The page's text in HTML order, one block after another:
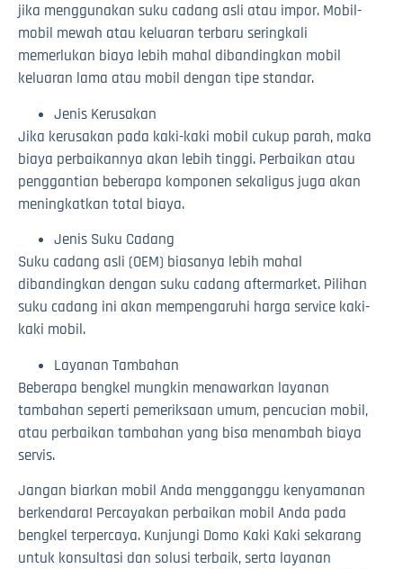
jika menggunakan suku cadang asli atau impor. Mobil-
mobil mewah atau keluaran terbaru seringkali
memerlukan biaya lebih mahal dibandingkan mobil
keluaran lama atau mobil dengan tipe standar.
Jenis Kerusakan
Jika kerusakan pada kaki-kaki mobil cukup parah, maka
biaya perbaikannya akan lebih tinggi. Perbaikan atau
penggantian beberapa komponen sekaligus juga akan
meningkatkan total biaya.
Jenis Suku Cadang
Suku cadang asli (OEM) biasanya lebih mahal
dibandingkan dengan suku cadang aftermarket. Pilihan
suku cadang ini akan mempengaruhi harga service kaki-
kaki mobil.
Layanan Tambahan
Beberapa bengkel mungkin menawarkan layanan
tambahan seperti pemeriksaan umum, pencucian mobil,
atau perbaikan tambahan yang bisa menambah biaya
servis.
Jangan biarkan mobil Anda mengganggu kenyamanan
berkendara! Percayakan perbaikan mobil Anda pada
bengkel terpercaya. Kunjungi Domo Kaki Kaki sekarang
untuk konsultasi dan solusi terbaik, serta layanan